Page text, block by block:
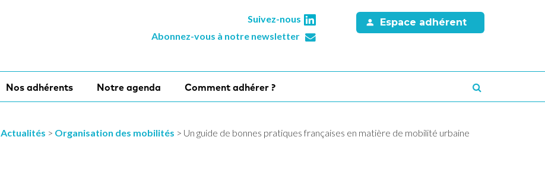
Suivez-nous
Abonnez-vous à notre newsletter
Espace adhérent
Nos adhérents Notre agenda Comment adhérer ?
Actualités > Organisation des mobilités > Un guide de bonnes pratiques françaises en matière de mobilité urbaine